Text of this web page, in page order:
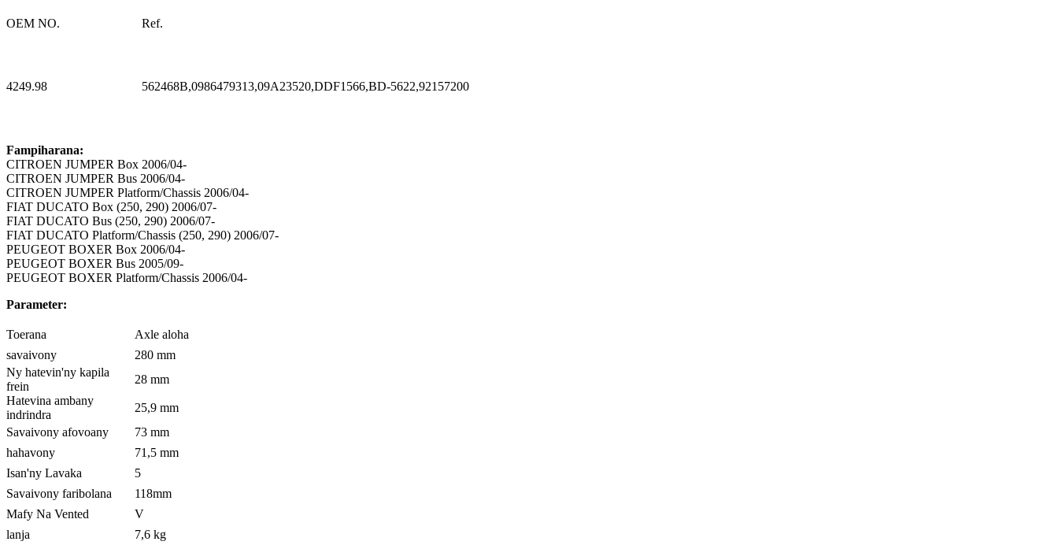
OEM NO. Ref.
4249.98 562468B,0986479313,09A23520,DDF1566,BD-5622,92157200
Fampiharana:
CITROEN JUMPER Box 2006/04-
CITROEN JUMPER Bus 2006/04-
CITROEN JUMPER Platform/Chassis 2006/04-
FIAT DUCATO Box (250, 290) 2006/07-
FIAT DUCATO Bus (250, 290) 2006/07-
FIAT DUCATO Platform/Chassis (250, 290) 2006/07-
PEUGEOT BOXER Box 2006/04-
PEUGEOT BOXER Bus 2005/09-
PEUGEOT BOXER Platform/Chassis 2006/04-
Parameter:
Toerana
Axle aloha
savaivony
280 mm
Ny hatevin'ny kapila
frein
28 mm
Hatevina ambany
indrindra
25,9 mm
Savaivony afovoany
73 mm
hahavony
71,5 mm
Isan'ny Lavaka
5
Savaivony faribolana
118mm
Mafy Na Vented
V
lanja
7,6 kg